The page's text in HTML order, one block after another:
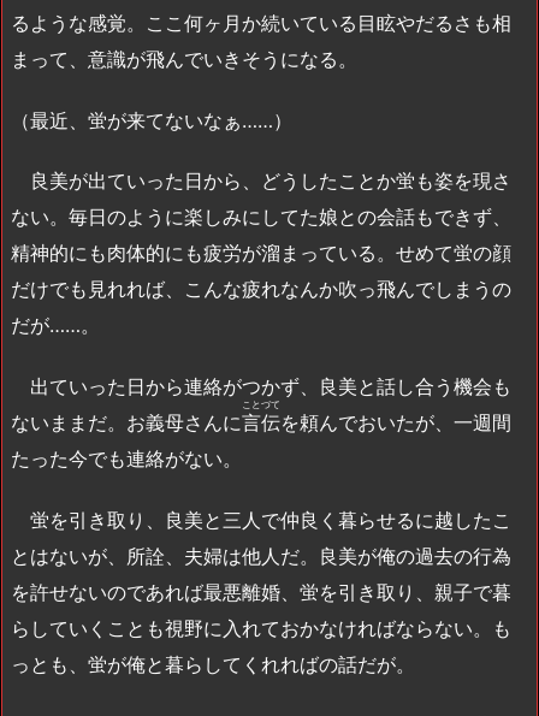
るような感覚。ここ何ヶ月か続いている目眩やだるさも相
まって、意識が飛んでいきそうになる。
（最近、蛍が来てないなぁ……）
良美が出ていった日から、どうしたことか蛍も姿を現さ
ない。毎日のように楽しみにしてた娘との会話もできず、
精神的にも肉体的にも疲労が溜まっている。せめて蛍の顔
だけでも見れれば、こんな疲れなんか吹っ飛んでしまうの
だが……。
出ていった日から連絡がつかず、良美と話し合う機会も
ないままだ。お義母さんに言伝
ことづて
を頼んでおいたが、一週間
たった今でも連絡がない。
蛍を引き取り、良美と三人で仲良く暮らせるに越したこ
とはないが、所詮、夫婦は他人だ。良美が俺の過去の行為
を許せないのであれば最悪離婚、蛍を引き取り、親子で暮
らしていくことも視野に入れておかなければならない。も
っとも、蛍が俺と暮らしてくれればの話だが。